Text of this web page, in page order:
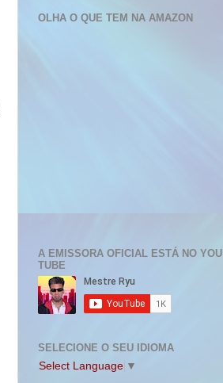
OLHA O QUE TEM NA AMAZON
A EMISSORA OFICIAL ESTÁ NO YOU
TUBE
SELECIONE O SEU IDIOMA
Select Language ▼